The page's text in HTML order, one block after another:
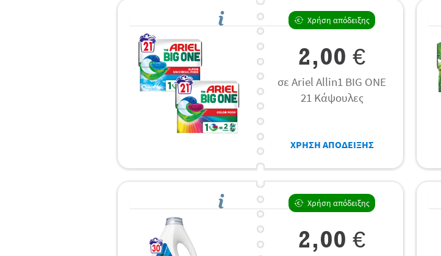
Χρήση απόδειξης
2,00 €
σε Ariel Allin1 BIG ONE
21 Κάψουλες
ΧΡΗΣΗ ΑΠΟΔΕΙΞΗΣ
Χρήση απόδειξης
2,00 €